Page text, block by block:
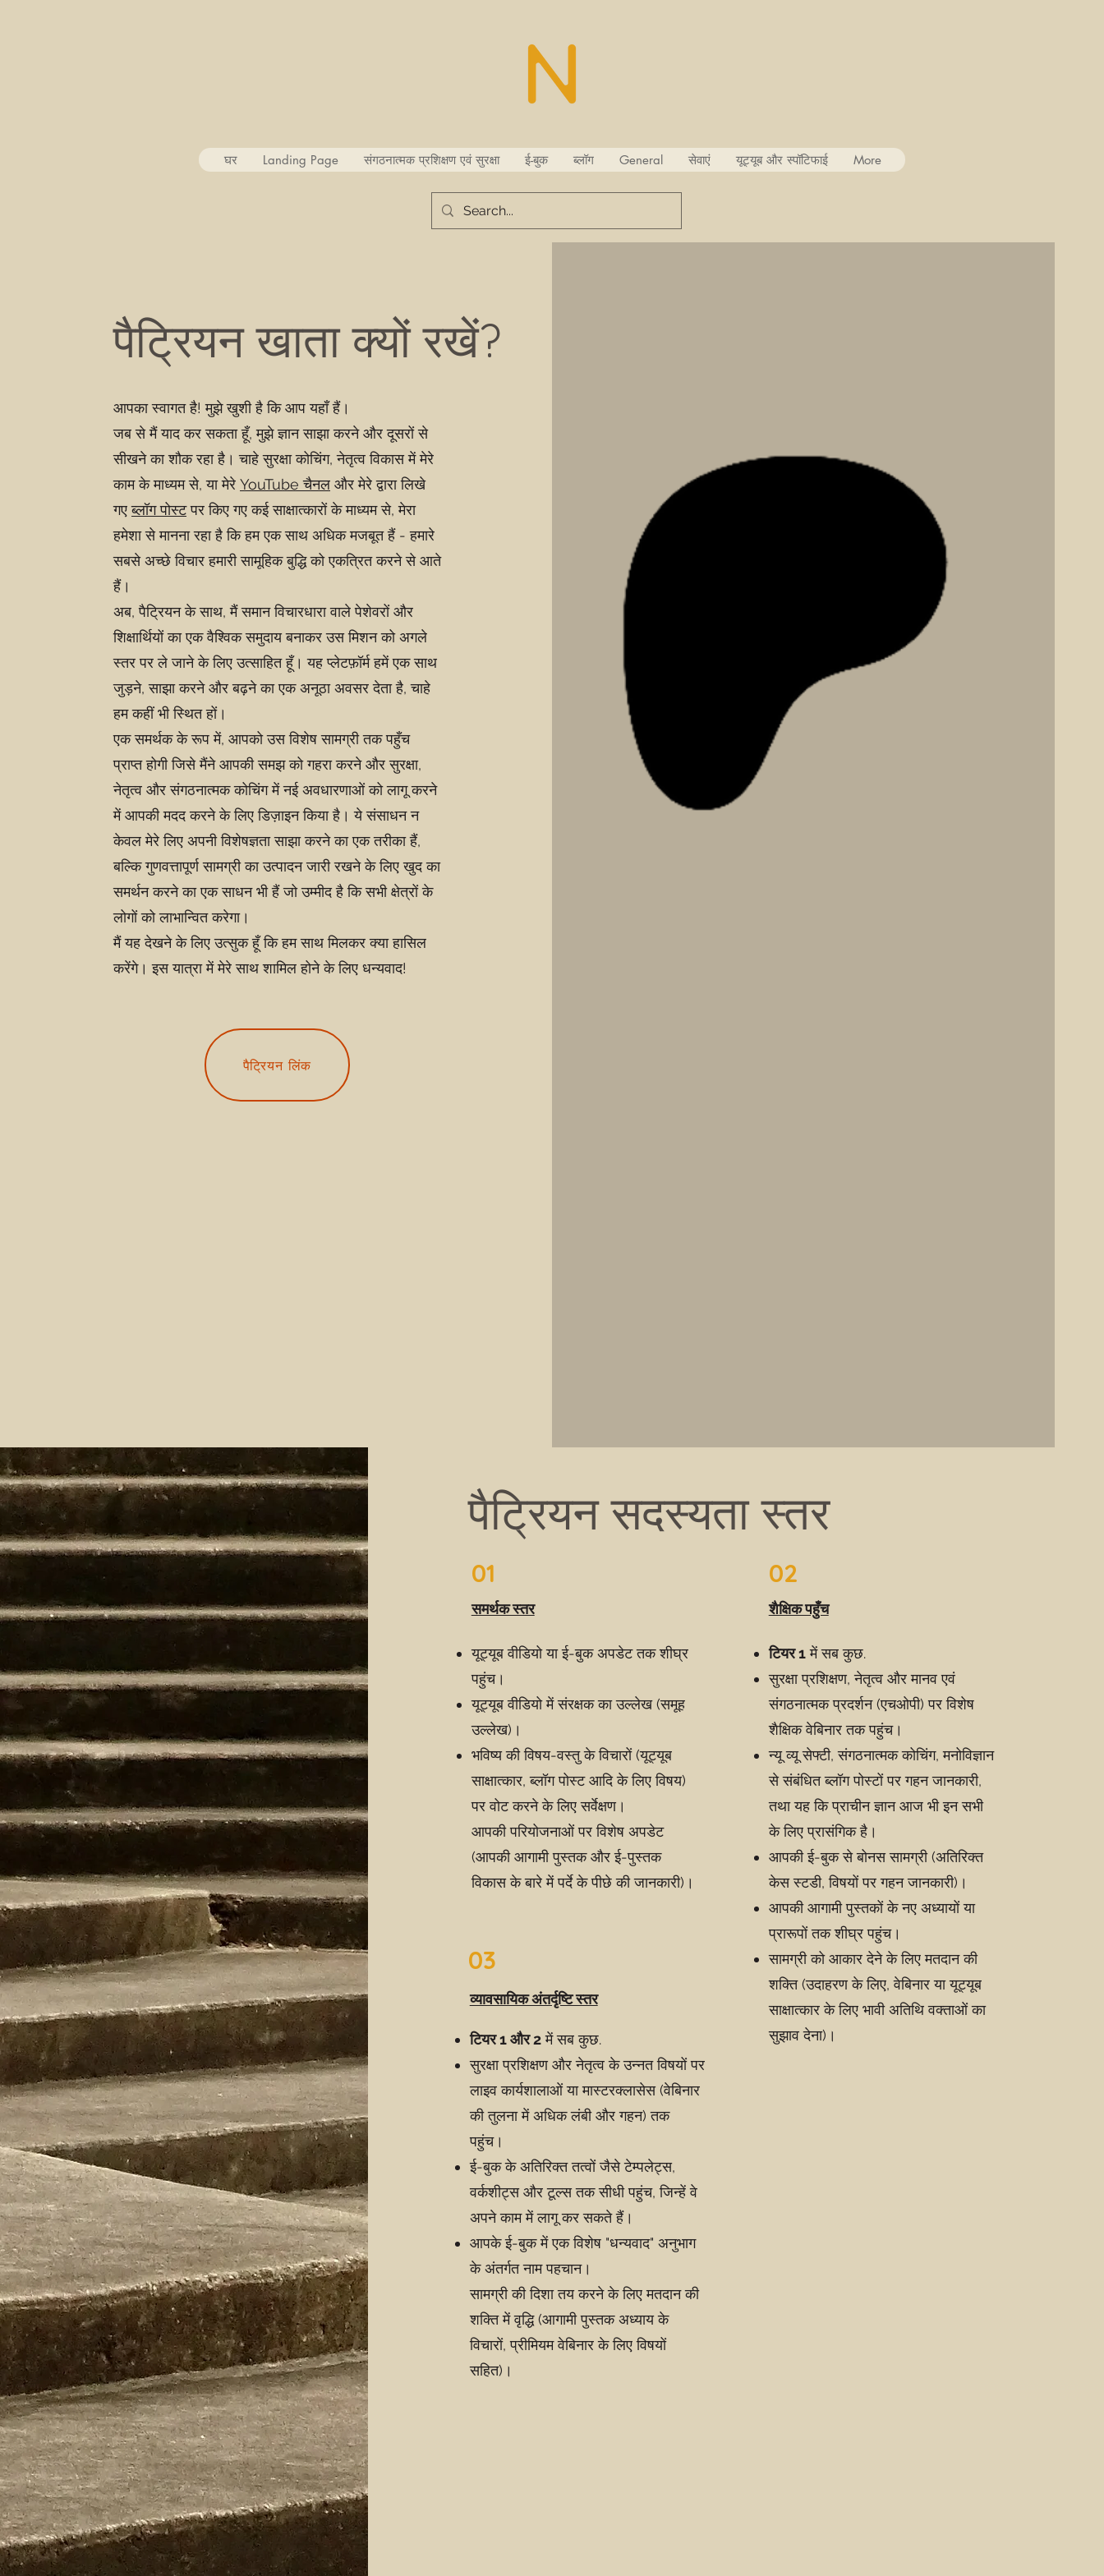
घर Landing Page संगठनात्मक प्रशिक्षण एवं सुरक्षा ई-बुक ब्लॉग General सेवाएं यूट्यूब और स्पॉटिफाई More
पैट्रियन खाता क्यों रखें?
आपका स्वागत है! मुझे खुशी है कि आप यहाँ हैं।
जब से मैं याद कर सकता हूँ, मुझे ज्ञान साझा करने और दूसरों से
सीखने का शौक रहा है। चाहे सुरक्षा कोचिंग, नेतृत्व विकास में मेरे
काम के माध्यम से, या मेरे YouTube चैनल और मेरे द्वारा लिखे
गएब्लॉग पोस्टपर किए गए कई साक्षात्कारों के माध्यम से, मेरा
हमेशा से मानना रहा है कि हम एक साथ अधिक मजबूत हैं - हमारे
सबसे अच्छे विचार हमारी सामूहिक बुद्धि को एकत्रित करने से आते
हैं।
अब, पैट्रियन के साथ, मैं समान विचारधारा वाले पेशेवरों और
शिक्षार्थियों का एक वैश्विक समुदाय बनाकर उस मिशन को अगले
स्तर पर ले जाने के लिए उत्साहित हूँ। यह प्लेटफ़ॉर्म हमें एक साथ
जुड़ने, साझा करने और बढ़ने का एक अनूठा अवसर देता है, चाहे
हम कहीं भी स्थित हों।
एक समर्थक के रूप में, आपको उस विशेष सामग्री तक पहुँच
प्राप्त होगी जिसे मैंने आपकी समझ को गहरा करने और सुरक्षा,
नेतृत्व और संगठनात्मक कोचिंग में नई अवधारणाओं को लागू करने
में आपकी मदद करने के लिए डिज़ाइन किया है। ये संसाधन न
केवल मेरे लिए अपनी विशेषज्ञता साझा करने का एक तरीका हैं,
बल्कि गुणवत्तापूर्ण सामग्री का उत्पादन जारी रखने के लिए खुद का
समर्थन करने का एक साधन भी हैं जो उम्मीद है कि सभी क्षेत्रों के
लोगों को लाभान्वित करेगा।
मैं यह देखने के लिए उत्सुक हूँ कि हम साथ मिलकर क्या हासिल
करेंगे। इस यात्रा में मेरे साथ शामिल होने के लिए धन्यवाद!
पैट्रियन लिंक
पैट्रियन सदस्यता स्तर
01
समर्थक स्तर
यूट्यूब वीडियो या ई-बुक अपडेट तक शीघ्र
पहुंच।
यूट्यूब वीडियो में संरक्षक का उल्लेख (समूह
उल्लेख)।
भविष्य की विषय-वस्तु के विचारों (यूट्यूब
साक्षात्कार, ब्लॉग पोस्ट आदि के लिए विषय)
पर वोट करने के लिए सर्वेक्षण।
आपकी परियोजनाओं पर विशेष अपडेट
(आपकी आगामी पुस्तक और ई-पुस्तक
विकास के बारे में पर्दे के पीछे की जानकारी)।
03
व्यावसायिक अंतर्दृष्टि स्तर
टियर 1 और 2में सब कुछ.
सुरक्षा प्रशिक्षण और नेतृत्व के उन्नत विषयों पर
लाइव कार्यशालाओं या मास्टरक्लासेस (वेबिनार
की तुलना में अधिक लंबी और गहन) तक
पहुंच।
ई-बुक के अतिरिक्त तत्वों जैसे टेम्पलेट्स,
वर्कशीट्स और टूल्स तक सीधी पहुंच, जिन्हें वे
अपने काम में लागू कर सकते हैं।
आपके ई-बुक में एक विशेष "धन्यवाद" अनुभाग
के अंतर्गत नाम पहचान।
सामग्री की दिशा तय करने के लिए मतदान की
शक्ति में वृद्धि (आगामी पुस्तक अध्याय के
विचारों, प्रीमियम वेबिनार के लिए विषयों
सहित)।
02
शैक्षिक पहुँच
टियर 1में सब कुछ.
सुरक्षा प्रशिक्षण, नेतृत्व और मानव एवं
संगठनात्मक प्रदर्शन (एचओपी) पर विशेष
शैक्षिक वेबिनार तक पहुंच।
न्यू व्यू सेफ्टी, संगठनात्मक कोचिंग, मनोविज्ञान
से संबंधित ब्लॉग पोस्टों पर गहन जानकारी,
तथा यह कि प्राचीन ज्ञान आज भी इन सभी
के लिए प्रासंगिक है।
आपकी ई-बुक से बोनस सामग्री (अतिरिक्त
केस स्टडी, विषयों पर गहन जानकारी)।
आपकी आगामी पुस्तकों के नए अध्यायों या
प्रारूपों तक शीघ्र पहुंच।
सामग्री को आकार देने के लिए मतदान की
शक्ति (उदाहरण के लिए, वेबिनार या यूट्यूब
साक्षात्कार के लिए भावी अतिथि वक्ताओं का
सुझाव देना)।